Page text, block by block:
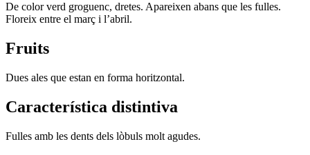
De color verd groguenc, dretes. Apareixen abans que les fulles.
Floreix entre el març i l’abril.
Fruits
Dues ales que estan en forma horitzontal.
Característica distintiva
Fulles amb les dents dels lòbuls molt agudes.